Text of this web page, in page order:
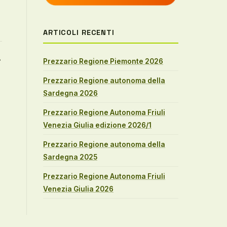
ARTICOLI RECENTI
Prezzario Regione Piemonte 2026
Prezzario Regione autonoma della
Sardegna 2026
Prezzario Regione Autonoma Friuli
Venezia Giulia edizione 2026/1
Prezzario Regione autonoma della
Sardegna 2025
Prezzario Regione Autonoma Friuli
Venezia Giulia 2026